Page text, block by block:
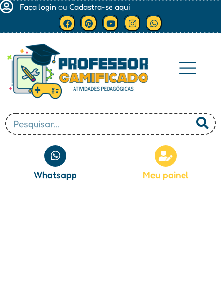
Faça login ou Cadastra-se aqui
Whatsapp Meu painel